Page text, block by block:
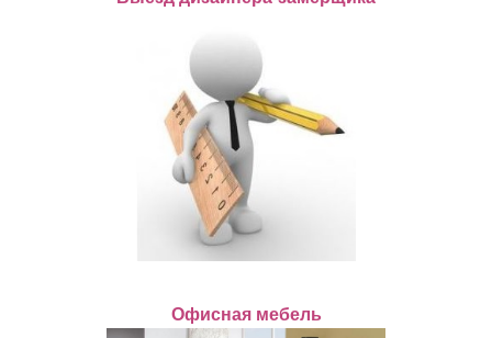
Офисная мебель